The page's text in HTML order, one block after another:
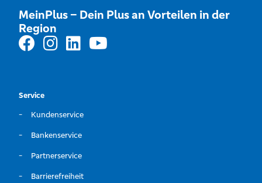
MeinPlus – Dein Plus an Vorteilen in der
Region
Service
Kundenservice
Bankenservice
Partnerservice
Barrierefreiheit